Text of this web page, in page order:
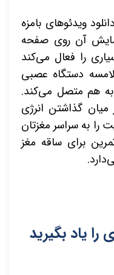
ویدئوهای بامزه
آن روی صفحه
را فعال می‌کند
دستگاه عصبی
هم متصل می‌کند.
گذاشتن انرژی
را به سراسر مغزتان
برای ساقه مغز
یاد بگیرید